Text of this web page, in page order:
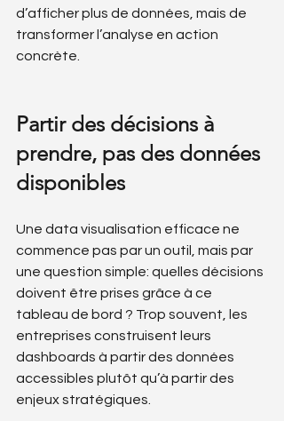
d’afficher plus de données, mais de
transformer l’analyse en action
concrète.
Partir des décisions à
prendre, pas des données
disponibles
Une data visualisation efficace ne
commence pas par un outil, mais par
une question simple: quelles décisions
doivent être prises grâce à ce
tableau de bord ? Trop souvent, les
entreprises construisent leurs
dashboards à partir des données
accessibles plutôt qu’à partir des
enjeux stratégiques.